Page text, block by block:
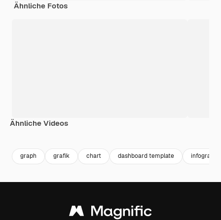
Ähnliche Fotos
Ähnliche Videos
graph grafik chart dashboard template